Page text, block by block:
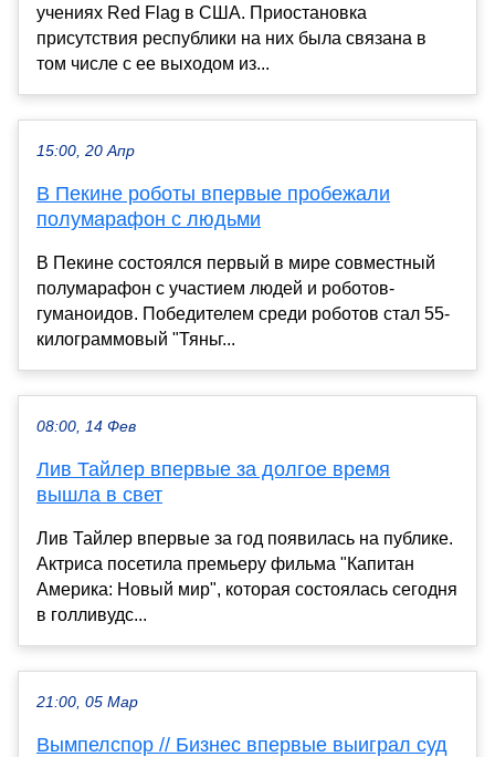
учениях Red Flag в США. Приостановка
присутствия республики на них была связана в
том числе с ее выходом из...
15:00, 20 Апр
В Пекине роботы впервые пробежали
полумарафон с людьми
В Пекине состоялся первый в мире совместный
полумарафон с участием людей и роботов-
гуманоидов. Победителем среди роботов стал 55-
килограммовый "Тяньг...
08:00, 14 Фев
Лив Тайлер впервые за долгое время
вышла в свет
Лив Тайлер впервые за год появилась на публике.
Актриса посетила премьеру фильма "Капитан
Америка: Новый мир", которая состоялась сегодня
в голливудс...
21:00, 05 Мар
Вымпелспор // Бизнес впервые выиграл суд